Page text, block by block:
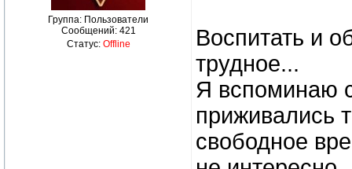
Группа: Пользователи
Сообщений: 421
Статус: Offline
Воспитать и
трудное...
Я вспоминаю
приживались
свободное